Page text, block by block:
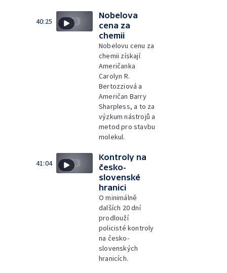
40:25
Nobelova
cena za
chemii
Nobelovu cenu za
chemii získají
Američanka
Carolyn R.
Bertozziová a
Američan Barry
Sharpless, a to za
výzkum nástrojů a
metod pro stavbu
molekul.
41:04
Kontroly na
česko-
slovenské
hranici
O minimálně
dalších 20 dní
prodlouží
policisté kontroly
na česko-
slovenských
hranicích.